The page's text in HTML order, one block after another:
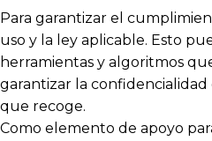
Para garantizar el
uso y la ley aplicable. Esto
herramientas y algoritmos
garantizar la confidencialidad
que recoge.
Como elemento de apoyo